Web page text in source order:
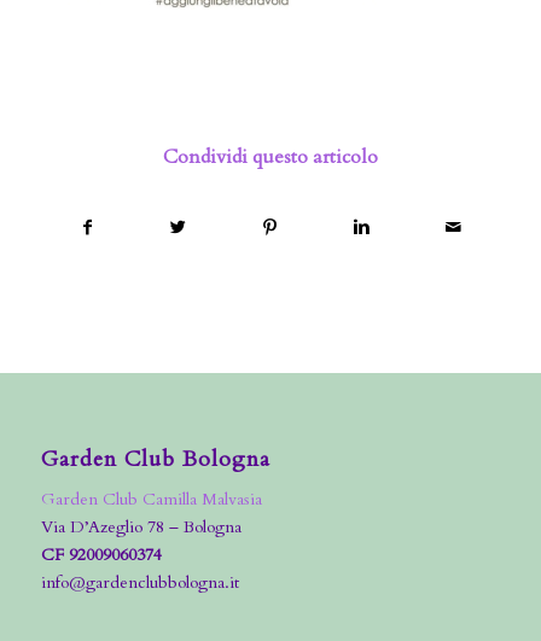
Condividi questo articolo
Garden Club Bologna
Garden Club Camilla Malvasia
Via D’Azeglio 78 – Bologna
CF 92009060374
info@gardenclubbologna.it